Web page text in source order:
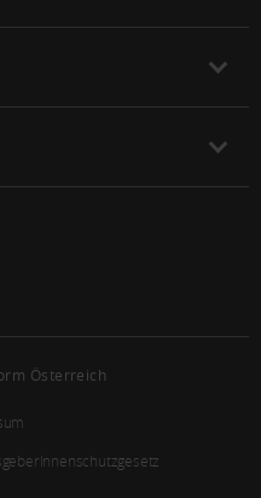
Österreich